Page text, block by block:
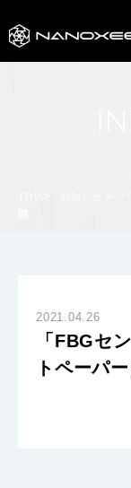
2021.04.26
「FBGセ
トペーパ